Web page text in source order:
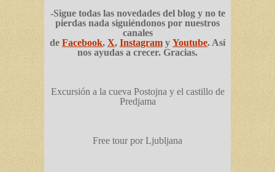
-Sigue todas las novedades del blog y no te
pierdas nada siguiéndonos por nuestros
canales
de Facebook, X, Instagram y Youtube. Así
nos ayudas a crecer. Gracias.
Excursión a la cueva Postojna y el castillo de
Predjama
Free tour por Ljubljana